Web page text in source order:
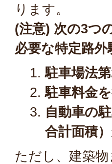
ります。
(注意) 次の3つ
必要な特定路外
駐車場法
駐車料金
自動車の
合計面積
ただし、建築